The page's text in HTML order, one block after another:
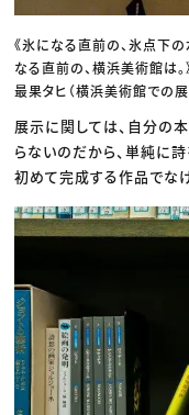
《氷になる直前の、氷点下
なる直前の、横浜美術館は。
最果タヒ（横浜美術館での
展示に関しては、自分の
らないのだから、単純に
初めて完成する作品でな